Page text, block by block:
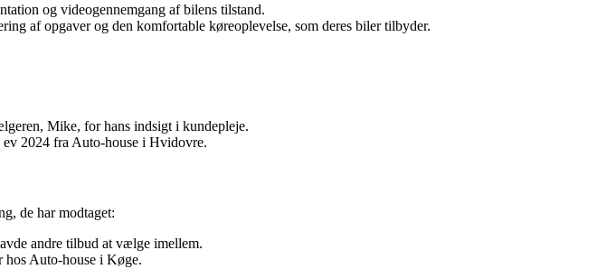
og videogennemgang af bilens tilstand.
af opgaver og den komfortable køreoplevelse, som deres biler tilbyder.
Mike, for hans indsigt i kundepleje.
2024 fra Auto-house i Hvidovre.
de har modtaget:
andre tilbud at vælge imellem.
hos Auto-house i Køge.